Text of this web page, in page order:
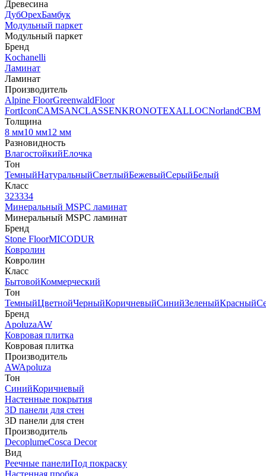
Древесина
ДубОрехБамбук
Модульный паркет
Модульный паркет
Бренд
Kochanelli
Ламинат
Ламинат
Производитель
Alpine FloorGreenwaldFloor
FortIconCAMSANCLASSENKRONOTEXALLOCNorlandCBM
Толщина
8 мм10 мм12 мм
Разновидность
ВлагостойкийЕлочка
Тон
ТемныйНатуральныйСветлыйБежевыйСерыйБелый
Класс
323334
Минеральный MSPC ламинат
Минеральный MSPC ламинат
Бренд
Stone FloorMICODUR
Ковролин
Ковролин
Класс
БытовойКоммерческий
Тон
ТемныйЦветнойЧерныйКоричневыйСинийЗеленыйКрасный
Бренд
ApoluzaAW
Ковровая плитка
Ковровая плитка
Производитель
AWApoluza
Тон
СинийКоричневый
Настенные покрытия
3D панели для стен
3D панели для стен
Производитель
DecoplumeCosca Decor
Вид
Реечные панелиПод покраску
Настенная пробка